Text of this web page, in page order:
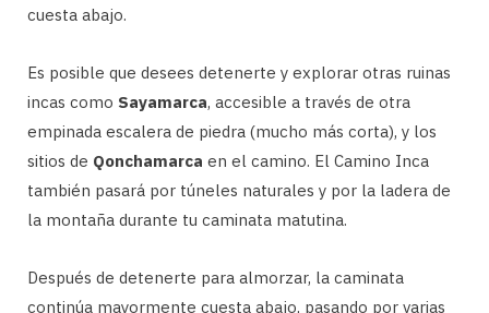
cuesta abajo.
Es posible que desees detenerte y explorar otras ruinas
incas como Sayamarca, accesible a través de otra
empinada escalera de piedra (mucho más corta), y los
sitios de Qonchamarca en el camino. El Camino Inca
también pasará por túneles naturales y por la ladera de
la montaña durante tu caminata matutina.
Después de detenerte para almorzar, la caminata
continúa mayormente cuesta abajo, pasando por varias